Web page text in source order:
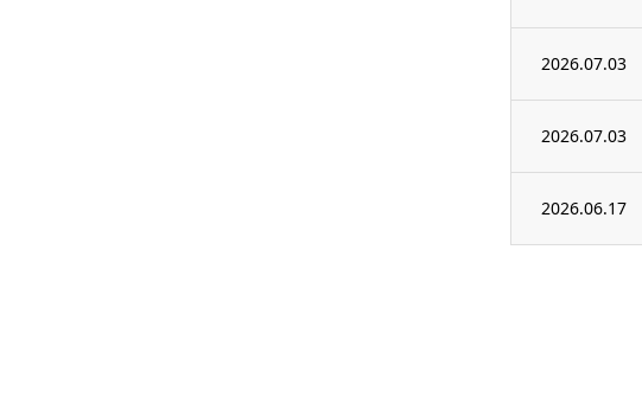
2026.07.03
2026.07.03
2026.06.17